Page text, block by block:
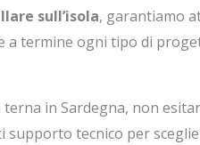
sull’isola, garantiamo
a termine ogni tipo di
in Sardegna, non
tecnico per